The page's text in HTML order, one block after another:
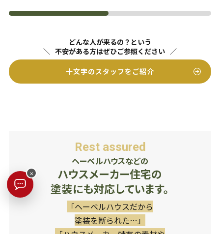
どんな人が来るの？という
不安がある方はぜひご参照ください
十文字のスタッフをご紹介
Rest assured
ヘーベルハウスなどの
ハウスメーカー住宅の
塗装にも対応しています。
「ヘーベルハウスだから
塗装を断られた…」
×